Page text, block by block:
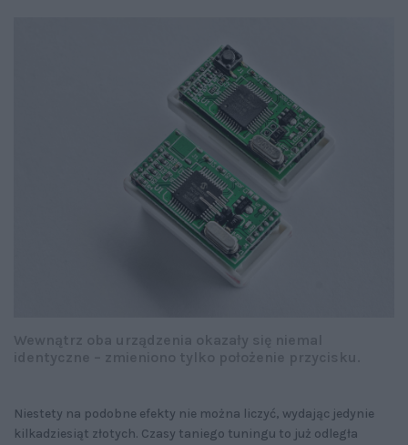
Niestety na podobne efekty nie można liczyć, wydając jedynie
kilkadziesiąt złotych. Czasy taniego tuningu to już odległa